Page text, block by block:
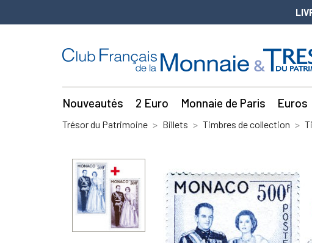
Nouveautés 2 Euro Monnaie de Paris Euros
Trésor du Patrimoine Billets Timbres de collection